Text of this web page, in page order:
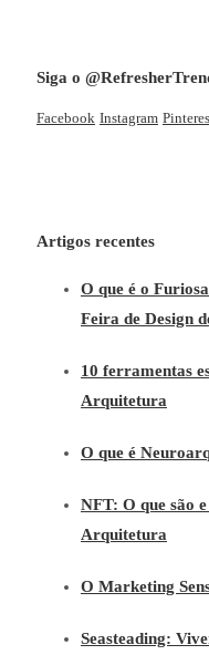
Siga o
Facebook Instagram
Artigos recentes
O que é o
Feira de Design
10 ferramentas
Arquitetura
O que é
NFT: O que são
Arquitetura
O Marketing
Seasteading: